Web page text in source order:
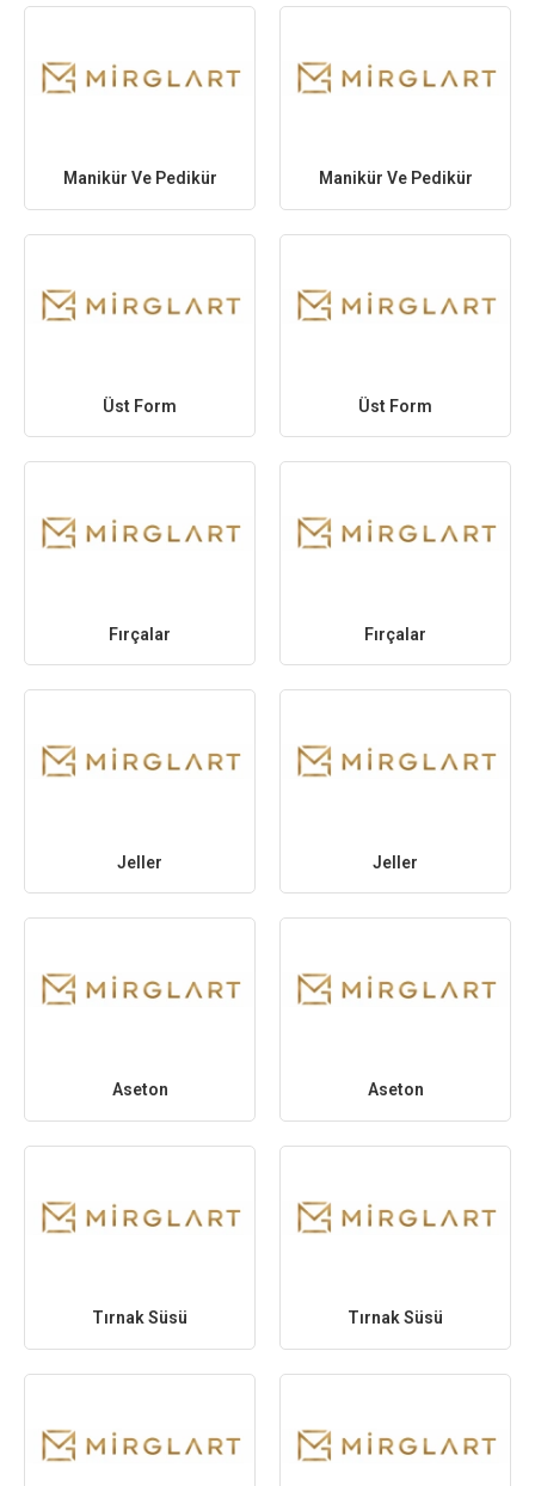
Manikür Ve Pedikür Manikür Ve Pedikür
Üst Form Üst Form
Fırçalar Fırçalar
Jeller Jeller
Aseton Aseton
Tırnak Süsü Tırnak Süsü